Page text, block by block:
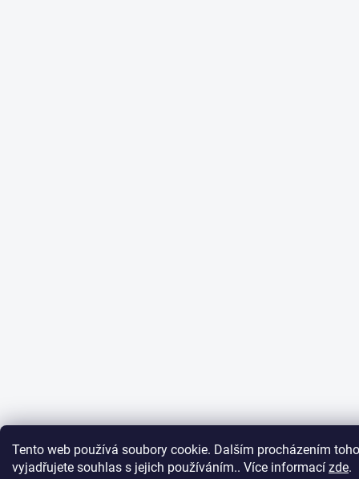
Tento web používá soubory cookie. Dalším procházením
vyjadřujete souhlas s jejich používáním.. Více informací zde.